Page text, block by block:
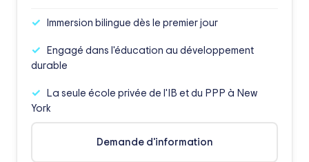
Immersion bilingue dès le premier jour
Engagé dans l'éducation au développement
durable
La seule école privée de l'IB et du PPP à New
York
Demande d'information